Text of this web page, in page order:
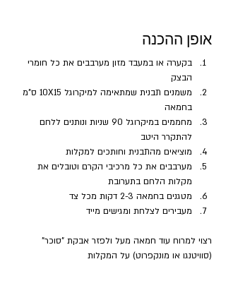
אופן ההכנה
בקערה או במעבד מזון מערבבים את כל חומרי
הבצק
משמנים תבנית שמתאימה למיקרוגל 10X15 ס"מ
בחמאה
מחממים במיקרוגל 90 שניות ונותנים ללחם
להתקרר היטב
מוציאים מהתבנית וחותכים למקלות
מערבבים את כל מרכיבי הקרם וטובלים את
מקלות הלחם בתערובת
מטגנים בחמאה 2-3 דקות מכל צד
מעבירים לצלחת ומגישים מייד
רצוי למרוח עוד חמאה מעל ולפזר אבקת "סוכר"
(סוויטנגו או מונקפרוט) על המקלות